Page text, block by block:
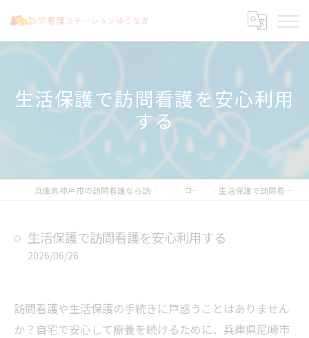
生活保護で訪問看護を安心利用
する
兵庫県神戸市の訪問看護なら訪問看護ステーションゆうなぎ コラム 生活保護で訪問看護を安心利用する
生活保護で訪問看護を安心利用する
2026/06/26
訪問看護や生活保護の手続きに戸惑うことはありません
か？自宅で安心して療養を続けるために、兵庫県尼崎市